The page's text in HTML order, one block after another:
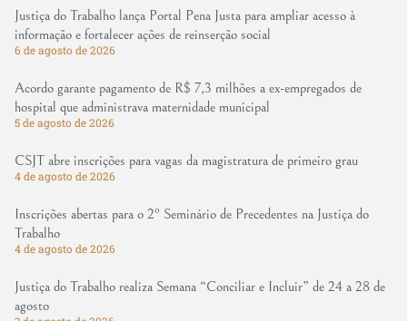
Justiça do Trabalho lança Portal Pena Justa para ampliar acesso à
informação e fortalecer ações de reinserção social
6 de agosto de 2026
Acordo garante pagamento de R$ 7,3 milhões a ex-empregados de
hospital que administrava maternidade municipal
5 de agosto de 2026
CSJT abre inscrições para vagas da magistratura de primeiro grau
4 de agosto de 2026
Inscrições abertas para o 2º Seminário de Precedentes na Justiça do
Trabalho
4 de agosto de 2026
Justiça do Trabalho realiza Semana “Conciliar e Incluir” de 24 a 28 de
agosto